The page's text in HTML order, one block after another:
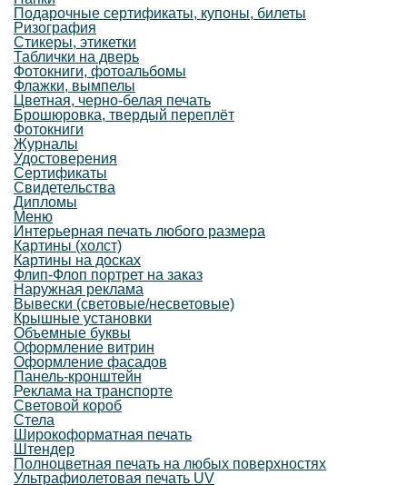
Подарочные сертификаты, купоны, билеты
Ризография
Стикеры, этикетки
Таблички на дверь
Фотокниги, фотоальбомы
Флажки, вымпелы
Цветная, черно-белая печать
Брошюровка, твердый переплёт
Фотокниги
Журналы
Удостоверения
Сертификаты
Свидетельства
Дипломы
Меню
Интерьерная печать любого размера
Картины (холст)
Картины на досках
Флип-Флоп портрет на заказ
Наружная реклама
Вывески (световые/несветовые)
Крышные установки
Объемные буквы
Оформление витрин
Оформление фасадов
Панель-кронштейн
Реклама на транспорте
Световой короб
Стела
Широкоформатная печать
Штендер
Полноцветная печать на любых поверхностях
Ультрафиолетовая печать UV